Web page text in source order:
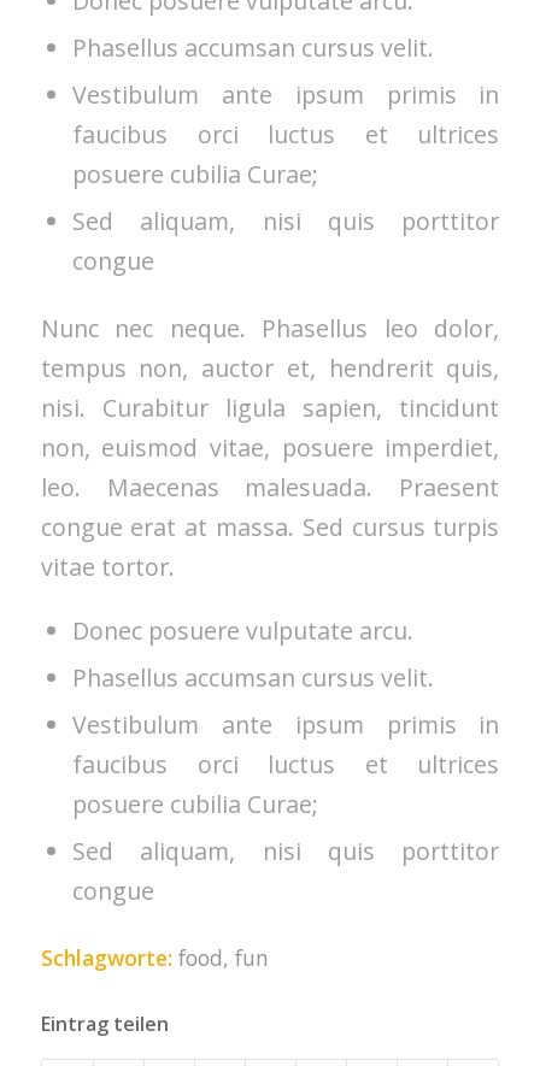
Phasellus accumsan cursus velit.
Vestibulum ante ipsum primis in
faucibus orci luctus et ultrices
posuere cubilia Curae;
Sed aliquam, nisi quis porttitor
congue
Nunc nec neque. Phasellus leo dolor,
tempus non, auctor et, hendrerit quis,
nisi. Curabitur ligula sapien, tincidunt
non, euismod vitae, posuere imperdiet,
leo. Maecenas malesuada. Praesent
congue erat at massa. Sed cursus turpis
vitae tortor.
Donec posuere vulputate arcu.
Phasellus accumsan cursus velit.
Vestibulum ante ipsum primis in
faucibus orci luctus et ultrices
posuere cubilia Curae;
Sed aliquam, nisi quis porttitor
congue
Schlagworte: food, fun
Eintrag teilen